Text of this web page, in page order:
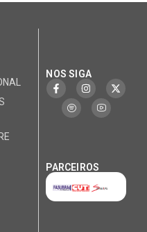
NOS SIGA
PARCEIROS